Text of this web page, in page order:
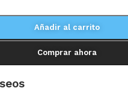
Añadir al carrito
Comprar ahora